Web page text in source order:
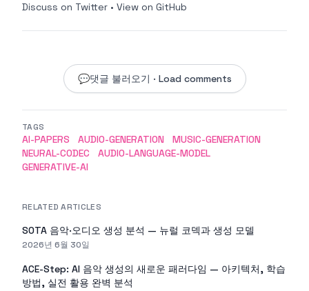
Discuss on Twitter • View on GitHub
💬댓글 불러오기 · Load comments
TAGS
AI-PAPERS AUDIO-GENERATION
MUSIC-GENERATION
NEURAL-CODEC
AUDIO-LANGUAGE-MODEL
GENERATIVE-AI
RELATED ARTICLES
SOTA 음악·오디오 생성 분석 — 뉴럴 코덱과 생성 모델
2026년 6월 30일
ACE-Step: AI 음악 생성의 새로운 패러다임 — 아키텍처, 학습
방법, 실전 활용 완벽 분석